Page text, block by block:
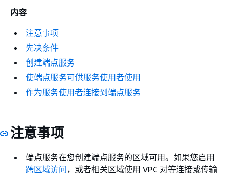
内容
注意事项
先决条件
创建端点服务
使端点服务可供服务使用者使用
作为服务使用者连接到端点服务
注意事项
端点服务在您创建端点服务的区域可用。如果您启用
跨区域访问，或者相关区域使用 VPC 对等连接或传输